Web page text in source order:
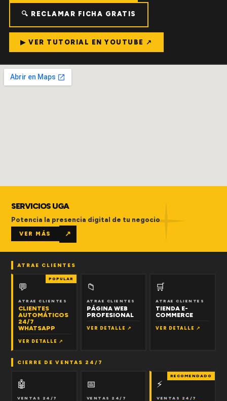
🔍 RECLAMAR FICHA GRATIS
▶ VER TUTORIAL EN YOUTUBE ↗
SERVICIOS UGA
Potencia la presencia digital de tu negocio
VER MÁS ↗
ATRAE CLIENTES
POPULAR
💬
ATRAE CLIENTES
CLIENTES
AUTOMÁTICOS
24/7
WHATSAPP
VER DETALLE ↗
📁
ATRAE CLIENTES
PÁGINA WEB
PROFESIONAL
VER DETALLE ↗
🛒
ATRAE CLIENTES
TIENDA E-
COMMERCE
VER DETALLE ↗
CIERRE DE VENTAS 24/7
🤖
VENTAS 24/7
📅
VENTAS 24/7
RECOMENDADO
⚡
VENTAS 24/7